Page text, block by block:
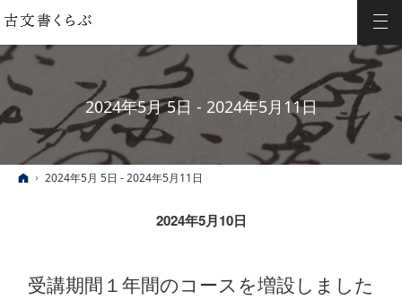
2024年5月 5日 - 2024年5月11日
ホーム
2024年5月 5日 - 2024年5月11日
2024年5月10日
受講期間１年間のコースを増設しました